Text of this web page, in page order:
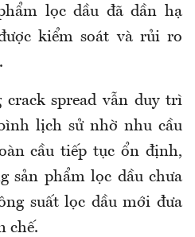
lọc dầu đã dần hạ
kiểm soát và rủi ro
crack spread vẫn duy trì
lịch sử nhờ nhu cầu
cầu tiếp tục ổn định,
sản phẩm lọc dầu chưa
suất lọc dầu mới đưa
chế.